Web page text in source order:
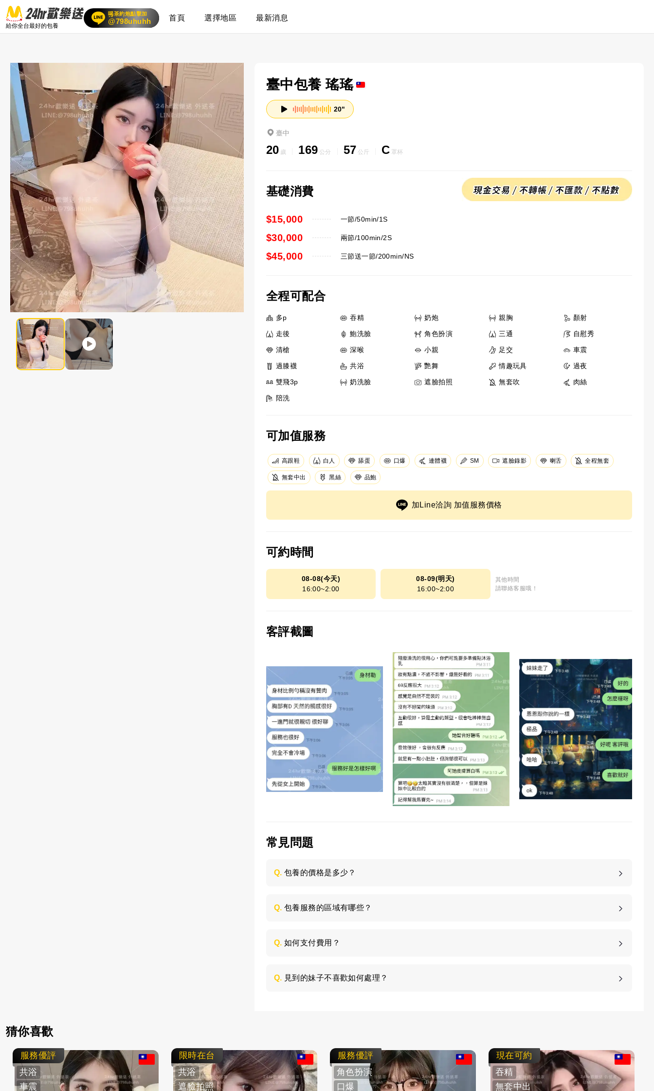
給你全台最好的包養
喝茶約炮點擊加
賴
24小時客服在線
@798uhuhh 首頁 選擇地區 最新消息
臺中包養 瑤瑤
20"
臺中
20 歲 169 公分 57 公斤 C 罩杯
基礎消費
一節/50min/1S
$15,000
兩節/100min/2S
$30,000
三節送一節/200min/NS
$45,000
全程可配合
多p 吞精 奶炮 親胸 顏射
走後 鮑洗臉 角色扮演 三通 自慰秀
清槍 深喉 小親 足交 車震
過膝襪 共浴 艷舞 情趣玩具 過夜
雙飛3p 奶洗臉 遮臉拍照 無套吹 肉絲
陪洗
可加值服務
高跟鞋 白人 舔蛋 口爆 連體襪 SM 遮臉錄影 喇舌 全程無套
無套中出 黑絲 品鮑
加Line洽詢 加值服務價格
可約時間
08-08(今天)
16:00~2:00
08-09(明天)
16:00~2:00
其他時間
請聯絡客服哦！
客評截圖
常見問題
Q. 包養的價格是多少？
Q. 包養服務的區域有哪些？
Q. 如何支付費用？
Q. 見到的妹子不喜歡如何處理？
猜你喜歡
服務優評
共浴
車震
限時在台
共浴
遮臉拍照
服務優評
角色扮演
口爆
現在可約
吞精
無套中出